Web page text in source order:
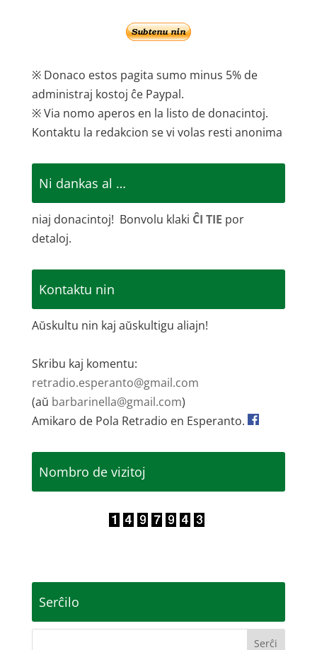
※ Donaco estos pagita sumo minus 5% de
administraj kostoj ĉe Paypal.
※ Via nomo aperos en la listo de donacintoj.
Kontaktu la redakcion se vi volas resti anonima
Ni dankas al …
niaj donacintoj! Bonvolu klaki ĈI TIE por
detaloj.
Kontaktu nin
Aŭskultu nin kaj aŭskultigu aliajn!
Skribu kaj komentu:
retradio.esperanto@gmail.com
(aŭ barbarinella@gmail.com)
Amikaro de Pola Retradio en Esperanto.
Nombro de vizitoj
Serĉilo